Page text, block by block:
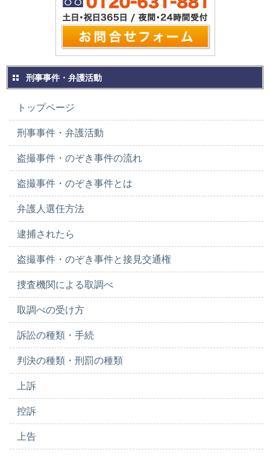
刑事事件・弁護活動
トップページ
刑事事件・弁護活動
盗撮事件・のぞき事件の流れ
盗撮事件・のぞき事件とは
弁護人選任方法
逮捕されたら
盗撮事件・のぞき事件と接見交通権
捜査機関による取調べ
取調べの受け方
訴訟の種類・手続
判決の種類・刑罰の種類
上訴
控訴
上告